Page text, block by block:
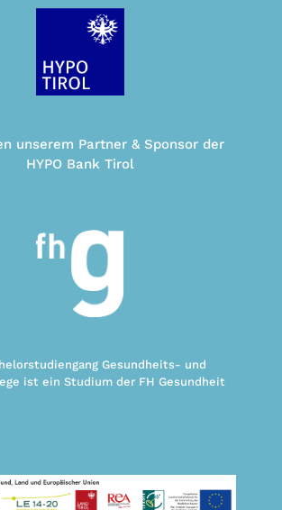
unserem Partner & Sponsor der
HYPO Bank Tirol
Gesundheits- und
ist ein Studium der FH Gesundheit